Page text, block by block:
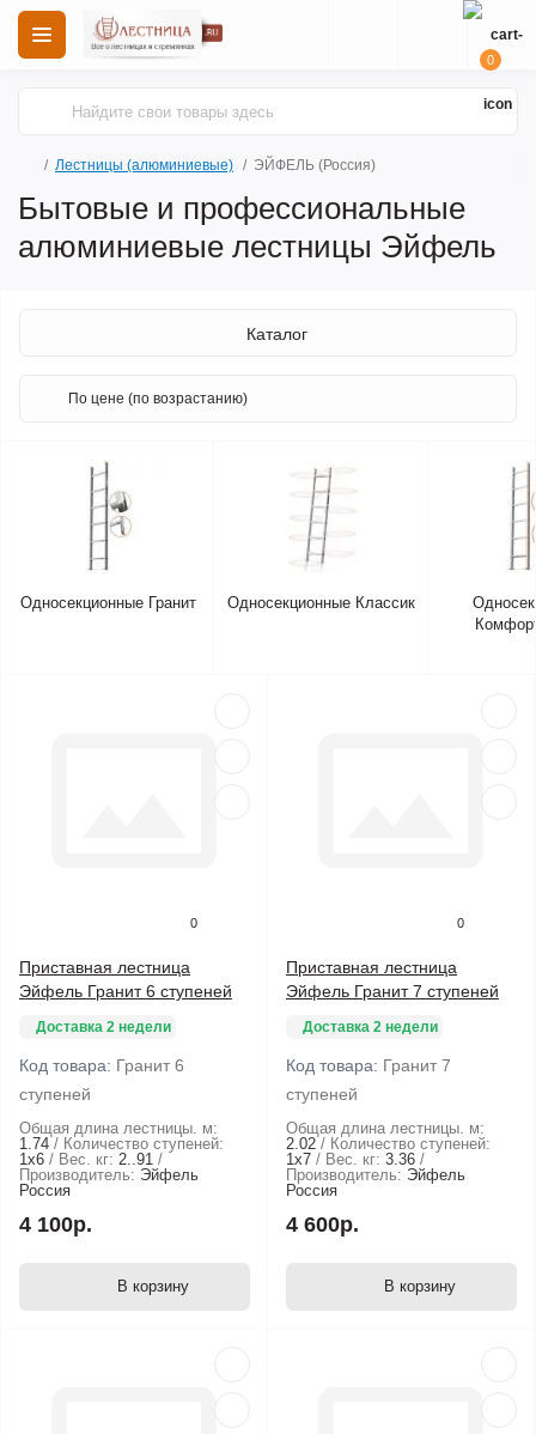
0
Лестницы (алюминиевые) ЭЙФЕЛЬ (Россия)
Бытовые и профессиональные
алюминиевые лестницы Эйфель
Каталог
Односекционные Гранит Односекционные Классик
0
Приставная лестница
Эйфель Гранит 6 ступеней
Доставка 2 недели
Код товара: Гранит 6
ступеней
Общая длина лестницы. м:
1.74
Количество ступеней:
1х6
Вес. кг: 2..91
Производитель: Эйфель
Россия
4 100р.
В корзину
0
Приставная лестница
Эйфель Гранит 7 ступеней
Доставка 2 недели
Код товара: Гранит 7
ступеней
Общая длина лестницы. м:
2.02
Количество ступеней:
1х7
Вес. кг: 3.36
Производитель: Эйфель
Россия
4 600р.
В корзину